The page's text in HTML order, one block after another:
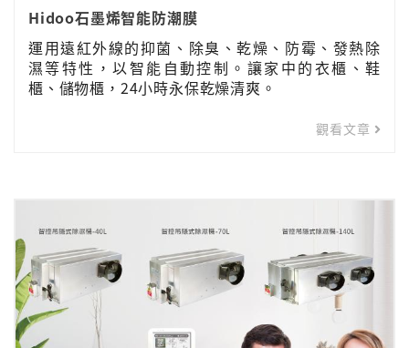
Hidoo石墨烯智能防潮膜
運用遠紅外線的抑菌、除臭、乾燥、防霉、發熱除
濕等特性，以智能自動控制。讓家中的衣櫃、鞋
櫃、儲物櫃，24小時永保乾燥清爽。
觀看文章